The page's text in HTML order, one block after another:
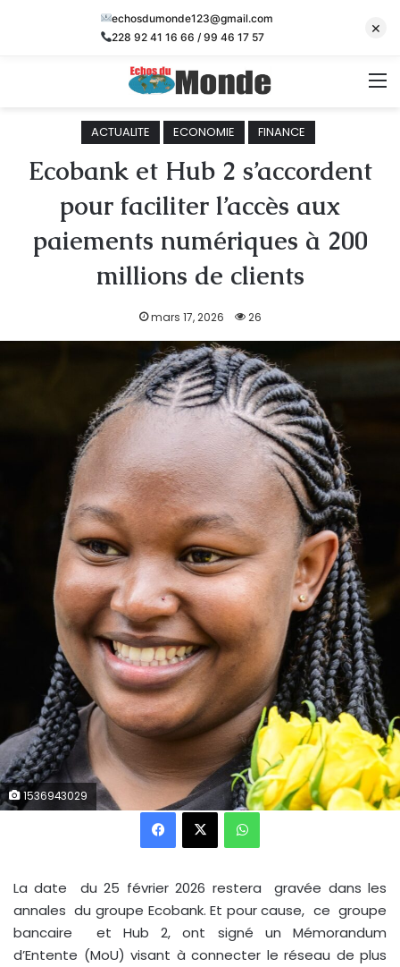
ACTUALITE ECONOMIE FINANCE
Ecobank et Hub 2 s’accordent
pour faciliter l’accès aux
paiements numériques à 200
millions de clients
mars 17, 2026 26
1536943029
Facebook X WhatsApp
La date du 25 février 2026 restera gravée dans les
annales du groupe Ecobank. Et pour cause, ce groupe
bancaire et Hub 2, ont signé un Mémorandum
d’Entente (MoU) visant à connecter le réseau de plus
echosdumonde123@gmail.com
228 92 41 16 66 / 99 46 17 57
×